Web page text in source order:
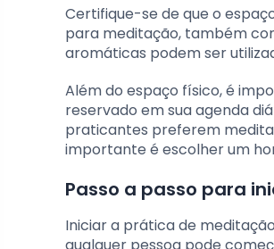
Certifique-se de que o
para meditação, também
aromáticas podem ser
Além do espaço físico, é
reservado em sua agenda
praticantes preferem
importante é escolher um
Passo a passo para
Iniciar a prática de